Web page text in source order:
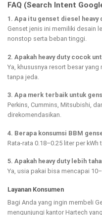
FAQ (Search Intent
1. Apa itu genset diesel heavy
Genset jenis ini memiliki desain
nonstop serta beban tinggi.
2. Apakah heavy duty cocok
Ya, khususnya resort besar
tanpa jeda.
3. Apa merk terbaik untuk
Perkins, Cummins, Mitsubishi,
direkomendasikan.
4. Berapa konsumsi BBM
Rata-rata 0.18–0.25 liter per
5. Apakah heavy duty lebih
Ya, usia pakai bisa mencapai
Layanan Konsumen
Bagi Anda yang ingin membeli
mengunjungi kantor Hartech